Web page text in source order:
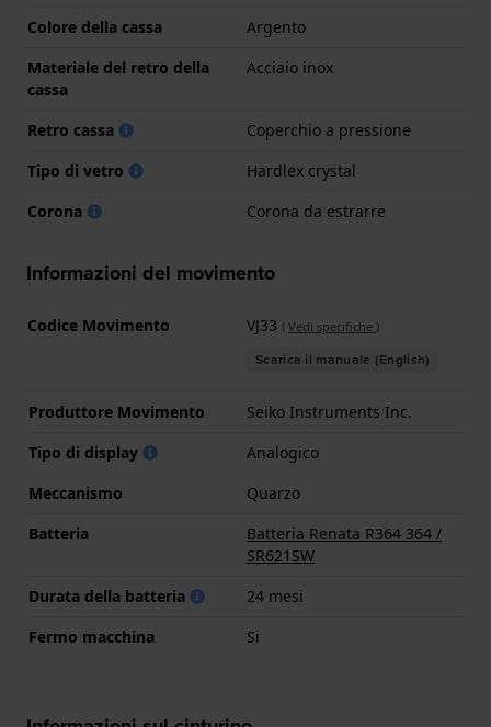
Colore della cassa
Argento
Materiale del retro della
cassa
Acciaio inox
Retro cassa
Coperchio a pressione
Tipo di vetro
Hardlex crystal
Corona
Corona da estrarre
Informazioni del movimento
Codice Movimento VJ33 ( Vedi specifiche )
Scarica il manuale (English)
Produttore Movimento
Seiko Instruments Inc.
Tipo di display
Analogico
Meccanismo
Quarzo
Batteria
Batteria Renata R364 364 /
SR621SW
Durata della batteria
24 mesi
Fermo macchina
Si